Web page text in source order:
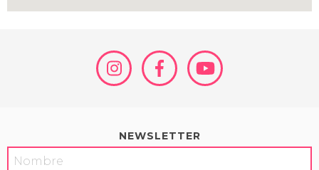
NEWSLETTER